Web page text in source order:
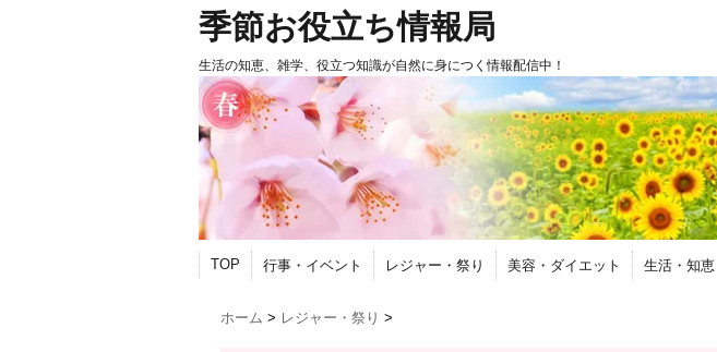
季節お役立ち情報局
生活の知恵、雑学、役立つ知識が自然に身につく情報配信中！
TOP 行事・イベント レジャー・祭り 美容・ダイエット 生活・知恵
ホーム > レジャー・祭り >